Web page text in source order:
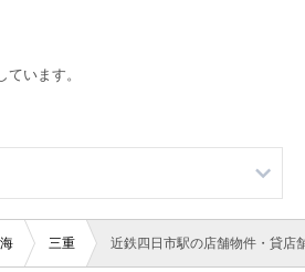
います。
三重 近鉄四日市駅の店舗物件・貸店